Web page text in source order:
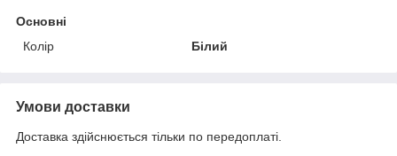
Основні
Колір
Білий
Умови доставки
Доставка здійснюється тільки по передоплаті.